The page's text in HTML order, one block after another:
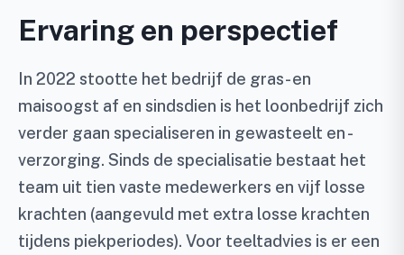
Ervaring en perspectief
In 2022 stootte het bedrijf de gras- en
maisoogst af en sindsdien is het loonbedrijf zich
verder gaan specialiseren in gewasteelt en -
verzorging. Sinds de specialisatie bestaat het
team uit tien vaste medewerkers en vijf losse
krachten (aangevuld met extra losse krachten
tijdens piekperiodes). Voor teeltadvies is er een